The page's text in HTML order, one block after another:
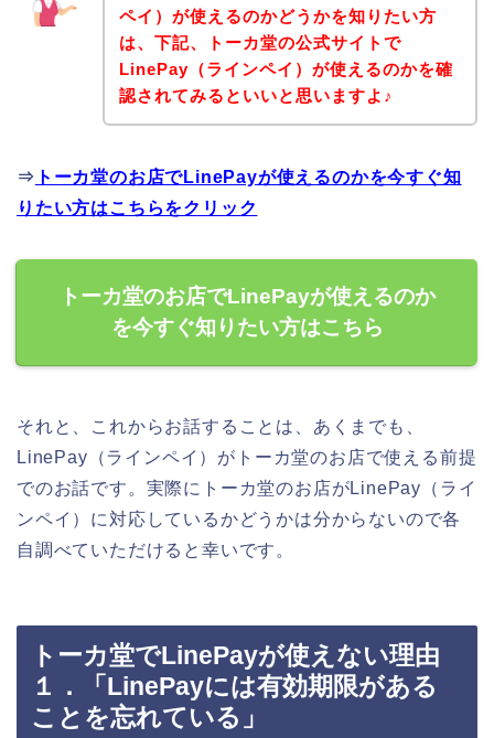
ペイ）が使えるのかどうかを知りたい方
は、下記、トーカ堂の公式サイトで
LinePay（ラインペイ）が使えるのかを確
認されてみるといいと思いますよ♪
⇒ トーカ堂のお店でLinePayが使えるのかを今すぐ知
りたい方はこちらをクリック
トーカ堂のお店でLinePayが使えるのか
を今すぐ知りたい方はこちら
それと、これからお話することは、あくまでも、
LinePay（ラインペイ）がトーカ堂のお店で使える前提
でのお話です。実際にトーカ堂のお店がLinePay（ライ
ンペイ）に対応しているかどうかは分からないので各
自調べていただけると幸いです。
トーカ堂でLinePayが使えない理由
１．「LinePayには有効期限がある
ことを忘れている」